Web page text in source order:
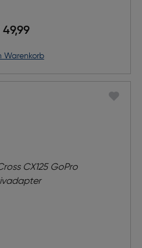
49,99
Warenkorb